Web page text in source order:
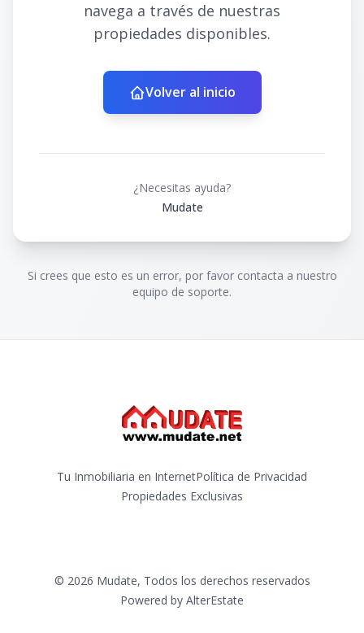
navega a través de nuestras
propiedades disponibles.
Volver al inicio
¿Necesitas ayuda?
Mudate
Si crees que esto es un error, por favor contacta a nuestro
equipo de soporte.
Tu Inmobiliaria en InternetPolítica de Privacidad
Propiedades Exclusivas
© 2026 Mudate, Todos los derechos reservados
Powered by AlterEstate